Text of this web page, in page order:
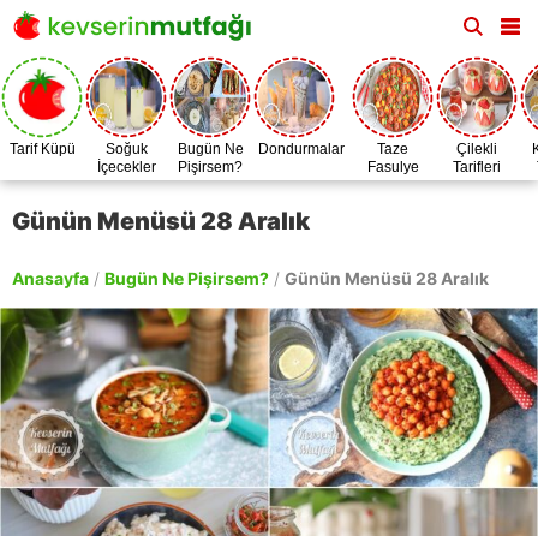
Tarif Küpü
Soğuk
İçecekler
Bugün Ne
Pişirsem?
Dondurmalar
Taze
Fasulye
Zamanı
Çilekli
Tarifleri
Günün Menüsü 28 Aralık
Anasayfa / Bugün Ne Pişirsem? / Günün Menüsü 28 Aralık